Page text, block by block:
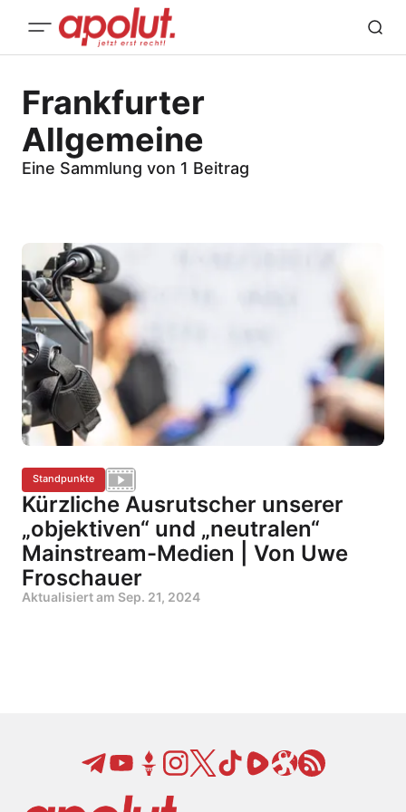
Frankfurter
Allgemeine
Eine Sammlung von 1 Beitrag
Standpunkte
Kürzliche Ausrutscher unserer
„objektiven“ und „neutralen“
Mainstream-Medien | Von Uwe
Froschauer
Aktualisiert am Sep. 21, 2024